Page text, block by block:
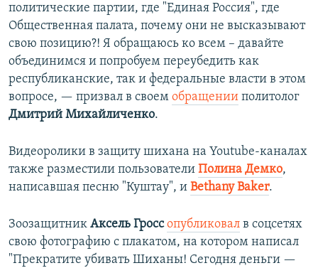
политические партии, где "Единая Россия", где
Общественная палата, почему они не высказывают
свою позицию?! Я обращаюсь ко всем – давайте
объединимся и попробуем переубедить как
республиканские, так и федеральные власти в этом
вопросе, — призвал в своем обращении политолог
Дмитрий Михайличенко.
Видеоролики в защиту шихана на Youtube-каналах
также разместили пользователи Полина Демко,
написавшая песню "Куштау", и Bethany Baker.
Зоозащитник Аксель Гросс опубликовал в соцсетях
свою фотографию с плакатом, на котором написал
"Прекратите убивать Шиханы! Сегодня деньги —